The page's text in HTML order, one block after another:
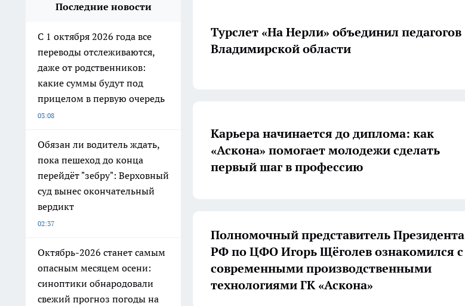
Последние новости
С 1 октября 2026 года все
переводы отслеживаются,
даже от родственников:
какие суммы будут под
прицелом в первую очередь
03:08
Обязан ли водитель ждать,
пока пешеход до конца
перейдёт "зебру": Верховный
суд вынес окончательный
вердикт
02:37
Октябрь-2026 станет самым
опасным месяцем осени:
синоптики обнародовали
свежий прогноз погоды на
Турслет «На Нерли» объединил педагогов
Владимирской области
Карьера начинается до диплома: как
«Аскона» помогает молодежи сделать
первый шаг в профессию
Полномочный представитель Президента
РФ по ЦФО Игорь Щёголев ознакомился с
современными производственными
технологиями ГК «Аскона»